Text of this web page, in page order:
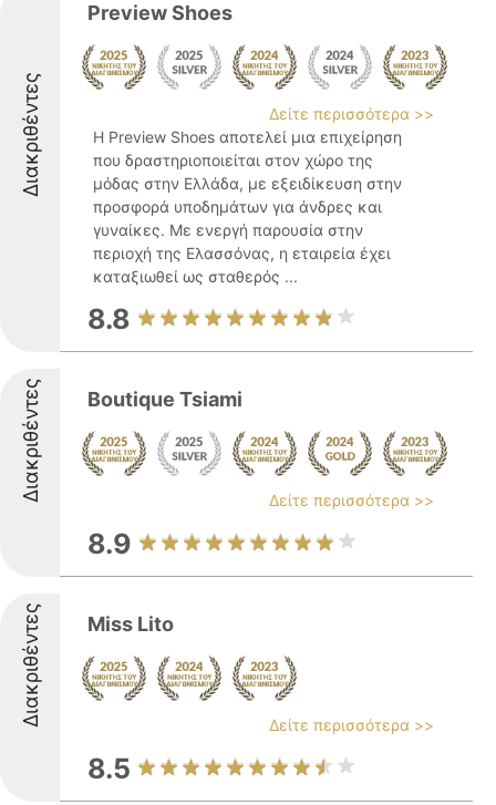
Διακριθέντες
Preview Shoes
Δείτε περισσότερα >>
Η Preview Shoes αποτελεί μια επιχείρηση
που δραστηριοποιείται στον χώρο της
μόδας στην Ελλάδα, με εξειδίκευση στην
προσφορά υποδημάτων για άνδρες και
γυναίκες. Με ενεργή παρουσία στην
περιοχή της Ελασσόνας, η εταιρεία έχει
καταξιωθεί ως σταθερός ...
8.8
Διακριθέντες Boutique Tsiami
Δείτε περισσότερα >>
8.9
Διακριθέντες Miss Lito
Δείτε περισσότερα >>
8.5